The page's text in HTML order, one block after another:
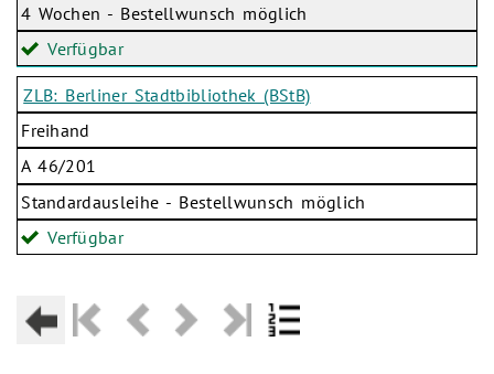
4 Wochen - Bestellwunsch möglich
Verfügbar
ZLB: Berliner Stadtbibliothek (BStB)
Freihand
A 46/201
Standardausleihe - Bestellwunsch möglich
Verfügbar